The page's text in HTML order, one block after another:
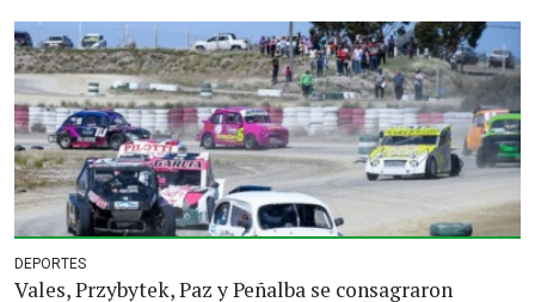
DEPORTES
Vales, Przybytek, Paz y Peñalba se consagraron